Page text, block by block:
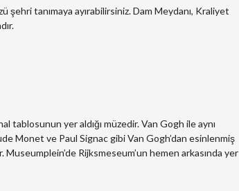
tanımaya ayırabilirsiniz. Dam Meydanı, Kraliyet
tablosunun yer aldığı müzedir. Van Gogh ile aynı
Monet ve Paul Signac gibi Van Gogh’dan esinlenmiş
Museumplein’de Rijksmeseum’un hemen arkasında yer